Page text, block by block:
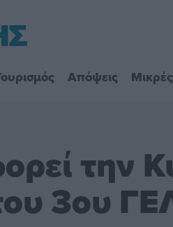
Απόψεις
την
3ου